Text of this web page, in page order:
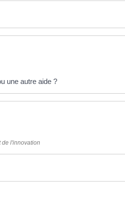
une autre aide ?
de l'innovation